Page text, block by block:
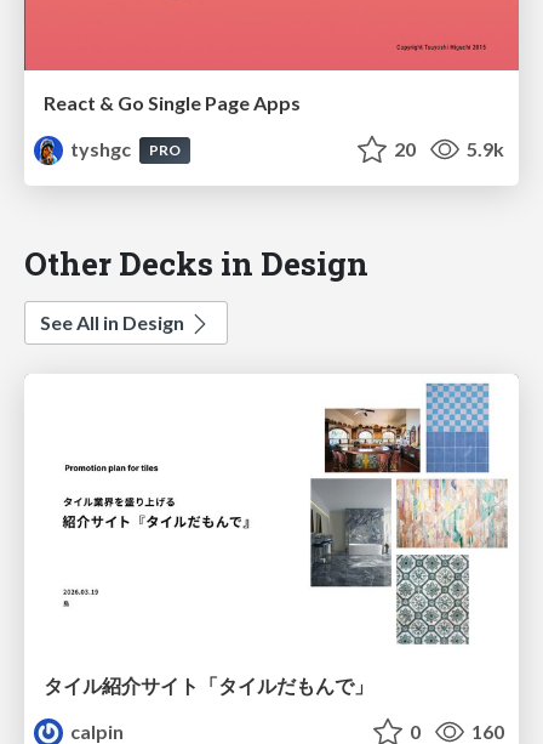
React & Go Single Page Apps
tyshgc
PRO 20 5.9k
Other Decks in Design
See All in Design
タイル紹介サイト「タイルだもんで」
calpin
0 160